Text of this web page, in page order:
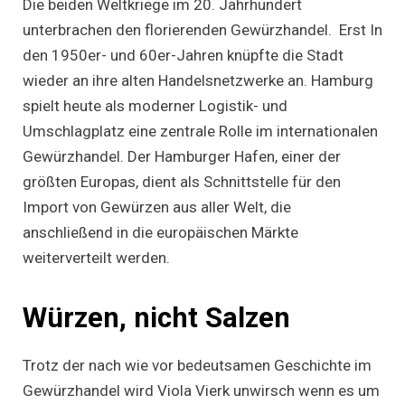
Die beiden Weltkriege im 20. Jahrhundert
unterbrachen den florierenden Gewürzhandel. Erst In
den 1950er- und 60er-Jahren knüpfte die Stadt
wieder an ihre alten Handelsnetzwerke an. Hamburg
spielt heute als moderner Logistik- und
Umschlagplatz eine zentrale Rolle im internationalen
Gewürzhandel. Der Hamburger Hafen, einer der
größten Europas, dient als Schnittstelle für den
Import von Gewürzen aus aller Welt, die
anschließend in die europäischen Märkte
weiterverteilt werden.
Würzen, nicht Salzen
Trotz der nach wie vor bedeutsamen Geschichte im
Gewürzhandel wird Viola Vierk unwirsch wenn es um